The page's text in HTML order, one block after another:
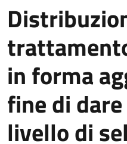
in forma
fine di
livello di